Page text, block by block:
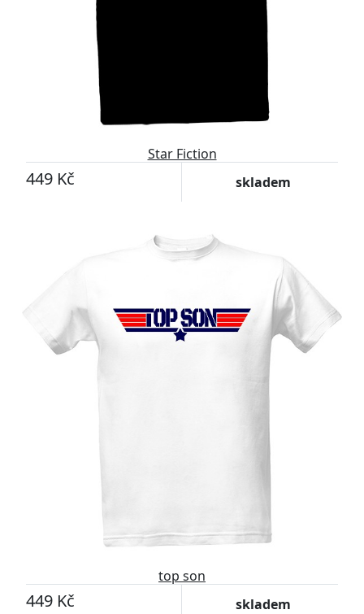
Star Fiction
449 Kč skladem
top son
449 Kč skladem